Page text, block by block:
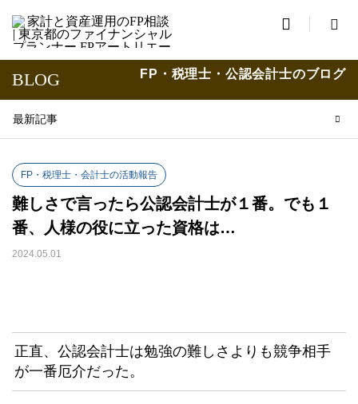

BLOG FP・税理士・公認会計士のブログ
最新記事
FP・税理士・会計士の活動報告
難しさで言ったら公認会計士が１番。でも１
番、人様の役に立った資格は…
2024.05.01
正直、公認会計士は勉強の難しさよりも競争相手
が一番厄介だった。